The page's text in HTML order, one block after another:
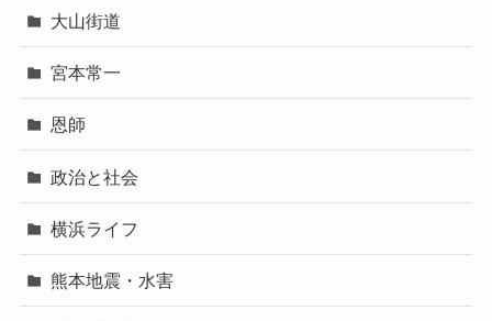
大山街道
宮本常一
恩師
政治と社会
横浜ライフ
熊本地震・水害